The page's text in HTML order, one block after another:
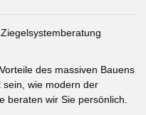
des massiven Bauens
wie modern der
beraten wir Sie persönlich.